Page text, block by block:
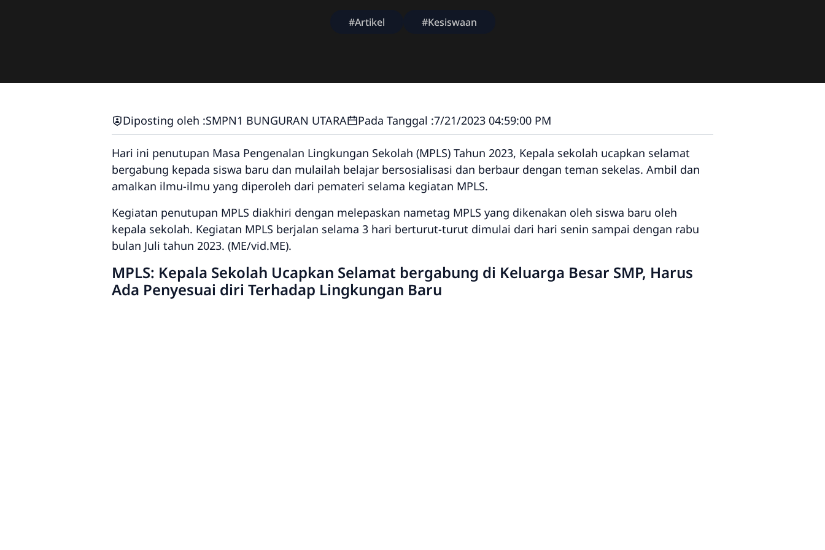
#Artikel #Kesiswaan
Diposting oleh :SMPN1 BUNGURAN UTARA Pada Tanggal :7/21/2023 04:59:00 PM
Hari ini penutupan Masa Pengenalan Lingkungan Sekolah (MPLS) Tahun 2023, Kepala sekolah ucapkan selamat
bergabung kepada siswa baru dan mulailah belajar bersosialisasi dan berbaur dengan teman sekelas. Ambil dan
amalkan ilmu-ilmu yang diperoleh dari pemateri selama kegiatan MPLS.
Kegiatan penutupan MPLS diakhiri dengan melepaskan nametag MPLS yang dikenakan oleh siswa baru oleh
kepala sekolah. Kegiatan MPLS berjalan selama 3 hari berturut-turut dimulai dari hari senin sampai dengan rabu
bulan Juli tahun 2023. (ME/vid.ME).
MPLS: Kepala Sekolah Ucapkan Selamat bergabung di Keluarga Besar SMP, Harus
Ada Penyesuai diri Terhadap Lingkungan Baru